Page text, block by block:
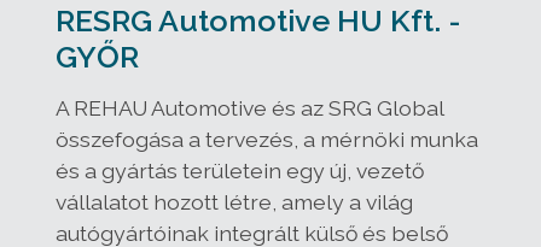
RESRG Automotive HU Kft. -
GYŐR
A REHAU Automotive és az SRG Global
összefogása a tervezés, a mérnöki munka
és a gyártás területein egy új, vezető
vállalatot hozott létre, amely a világ
autógyártóinak integrált külső és belső